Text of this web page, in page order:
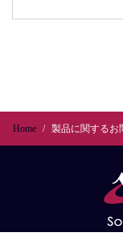
Home 製品に関するお